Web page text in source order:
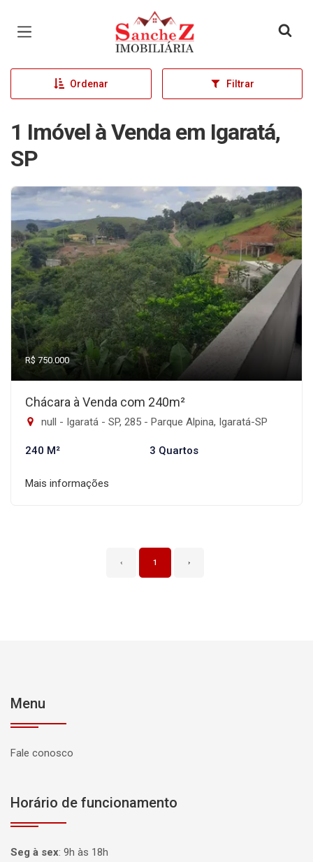
Página inicial
Ordenar Filtrar
1 Imóvel à Venda em Igaratá,
SP
R$ 750.000
Chácara à Venda com 240m²
null - Igaratá - SP, 285 - Parque Alpina, Igaratá-SP
240 M² 3 Quartos
Mais informações
‹ 1 ›
Menu
Fale conosco
Horário de funcionamento
Seg à sex: 9h às 18h